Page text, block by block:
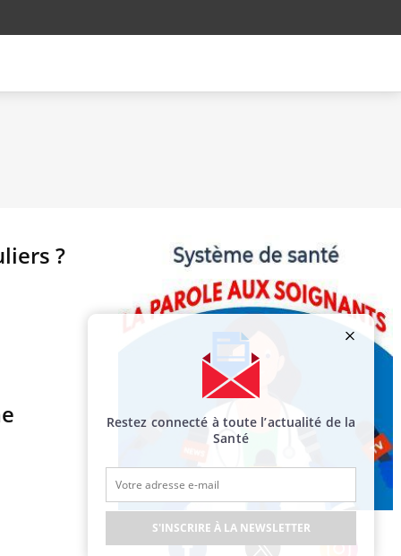
?
Restez connecté à toute l’actualité de la
Santé
S'INSCRIRE À LA NEWSLETTER